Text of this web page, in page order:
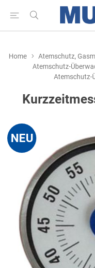
Home
Atemschutz,
Atemschutz-
Atemschutz-
NEU